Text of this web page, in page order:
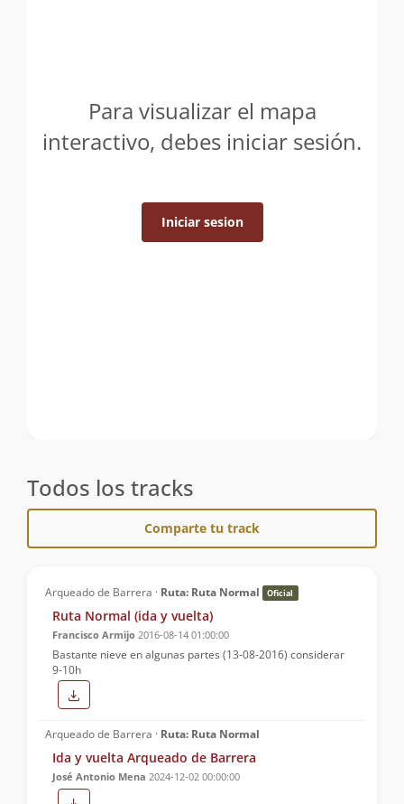
Para visualizar el mapa
interactivo, debes iniciar sesión.
Iniciar sesion
Todos los tracks
Comparte tu track
Arqueado de Barrera · Ruta: Ruta Normal Oficial
Ruta Normal (ida y vuelta)
Francisco Armijo 2016-08-14 01:00:00
Bastante nieve en algunas partes (13-08-2016) considerar
9-10h
Arqueado de Barrera · Ruta: Ruta Normal
Ida y vuelta Arqueado de Barrera
José Antonio Mena 2024-12-02 00:00:00